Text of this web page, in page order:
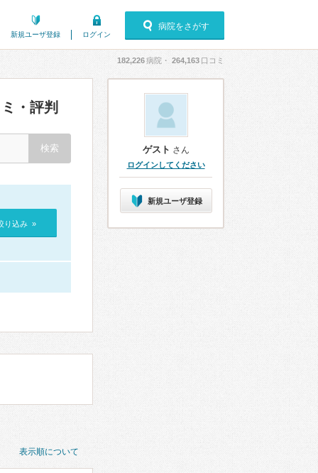
新規ユーザ登録 ログイン
病院をさがす
182,226病院・ 264,163 口コミ
・評判
り込み »
表示順について
ゲスト さん
ログインしてください
新規ユーザ登録